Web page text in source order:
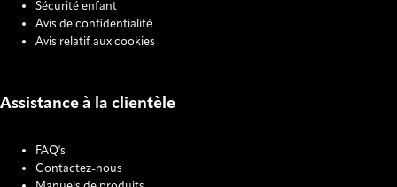
Sécurité enfant
Avis de confidentialité
Avis relatif aux cookies
Assistance à la clientèle
FAQ's
Contactez-nous